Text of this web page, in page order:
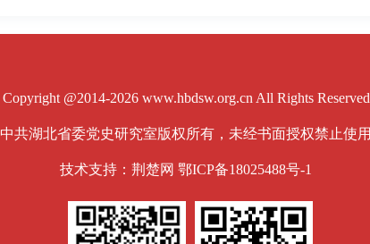
Copyright @2014-2026 www.hbdsw.org.cn All Rights Reserved
中共湖北省委党史研究室版权所有，未经书面授权禁止使用
技术支持：荆楚网 鄂ICP备18025488号-1